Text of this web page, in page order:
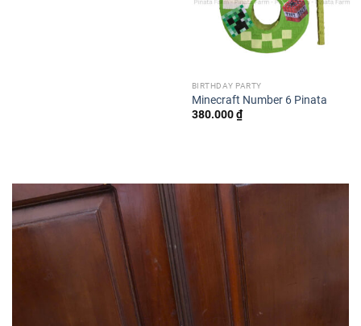
BIRTHDAY PARTY
Minecraft Number 6 Pinata
380.000₫